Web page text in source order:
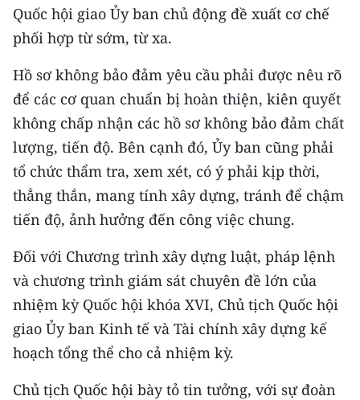
Quốc hội giao Ủy ban chủ động đề xuất cơ chế
phối hợp từ sớm, từ xa.
Hồ sơ không bảo đảm yêu cầu phải được nêu rõ
để các cơ quan chuẩn bị hoàn thiện, kiên quyết
không chấp nhận các hồ sơ không bảo đảm chất
lượng, tiến độ. Bên cạnh đó, Ủy ban cũng phải
tổ chức thẩm tra, xem xét, có ý phải kịp thời,
thẳng thắn, mang tính xây dựng, tránh để chậm
tiến độ, ảnh hưởng đến công việc chung.
Đối với Chương trình xây dựng luật, pháp lệnh
và chương trình giám sát chuyên đề lớn của
nhiệm kỳ Quốc hội khóa XVI, Chủ tịch Quốc hội
giao Ủy ban Kinh tế và Tài chính xây dựng kế
hoạch tổng thể cho cả nhiệm kỳ.
Chủ tịch Quốc hội bày tỏ tin tưởng, với sự đoàn